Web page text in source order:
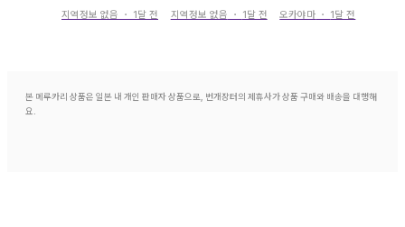
지역정보 없음 ・ 1달 전 지역정보 없음 ・ 1달 전 오카야마 ・ 1달 전
본 메루카리 상품은 일본 내 개인 판매자 상품으로, 번개장터의 제휴사가 상품 구매와 배송을 대행해
요.